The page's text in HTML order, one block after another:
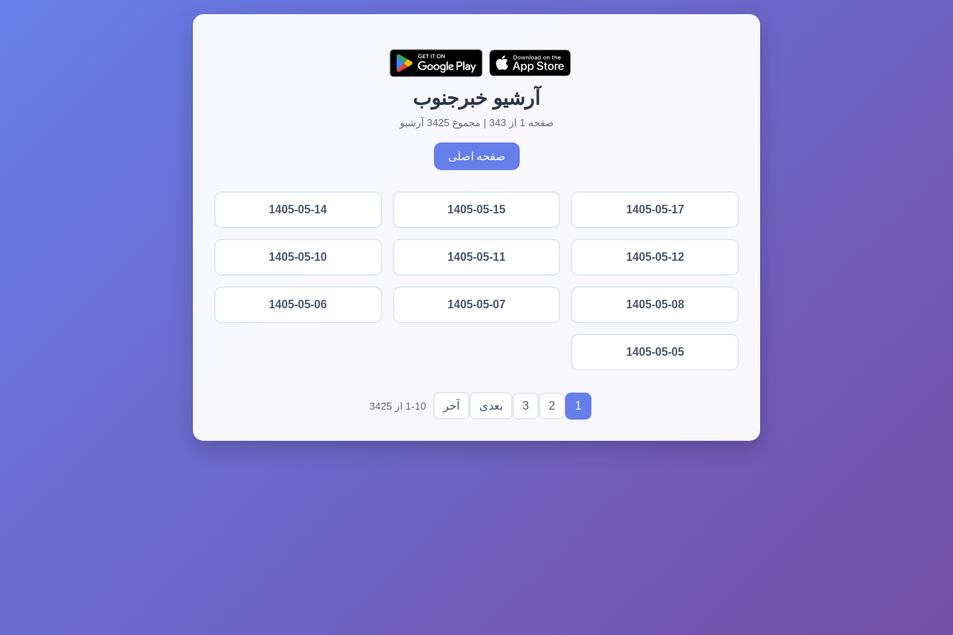
آرشیو خبرجنوب
صفحه 1 از 343 | مجموع 3425 آرشیو
صفحه اصلی
1405-05-17
1405-05-15
1405-05-14
1405-05-12
1405-05-11
1405-05-10
1405-05-08
1405-05-07
1405-05-06
1405-05-05
1
2
3 بعدی آخر 1-10 از 3425